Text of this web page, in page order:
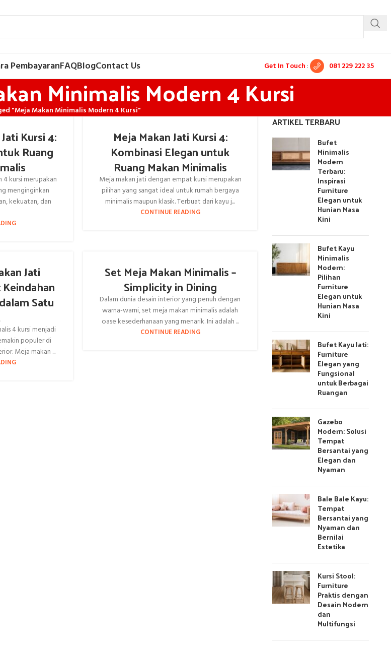
PembayaranFAQBlogContact Us Get In Touch : 081 229 222 35
Minimalis Modern 4 Kursi
"Meja Makan Minimalis Modern 4 Kursi"
Kursi 4:
Ruang
kursi merupakan
menginginkan
kekuatan, dan
Meja Makan Jati Kursi 4:
Kombinasi Elegan untuk
Ruang Makan Minimalis
Meja makan jati dengan empat kursi merupakan
pilihan yang sangat ideal untuk rumah bergaya
minimalis maupun klasik. Terbuat dari kayu j...
CONTINUE READING
Jati
Satu
4 kursi menjadi
populer di
Meja makan ...
Set Meja Makan Minimalis –
Simplicity in Dining
Dalam dunia desain interior yang penuh dengan
warna-warni, set meja makan minimalis adalah
oase kesederhanaan yang menarik. Ini adalah ...
CONTINUE READING
ARTIKEL TERBARU
Bufet
Minimalis
Modern
Terbaru:
Inspirasi
Furniture
Elegan untuk
Hunian Masa
Kini
Bufet Kayu
Minimalis
Modern:
Pilihan
Furniture
Elegan untuk
Hunian Masa
Kini
Bufet Kayu Jati:
Furniture
Elegan yang
Fungsional
untuk Berbagai
Ruangan
Gazebo
Modern: Solusi
Tempat
Bersantai yang
Elegan dan
Nyaman
Bale Bale Kayu:
Tempat
Bersantai yang
Nyaman dan
Bernilai
Estetika
Kursi Stool:
Furniture
Praktis dengan
Desain Modern
dan
Multifungsi